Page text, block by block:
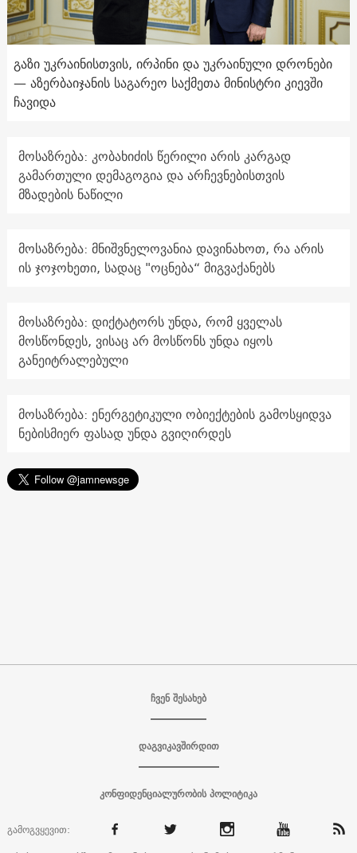
გაზი უკრაინისთვის, ირპინი და უკრაინული დრონები
— აზერბაიჯანის საგარეო საქმეთა მინისტრი კიევში
ჩავიდა
მოსაზრება: კობახიძის წერილი არის კარგად
გამართული დემაგოგია და არჩევნებისთვის
მზადების ნაწილი
მოსაზრება: მნიშვნელოვანია დავინახოთ, რა არის
ის ჯოჯოხეთი, სადაც "ოცნება“ მიგვაქანებს
მოსაზრება: დიქტატორს უნდა, რომ ყველას
მოსწონდეს, ვისაც არ მოსწონს უნდა იყოს
განეიტრალებული
მოსაზრება: ენერგეტიკული ობიექტების გამოსყიდვა
ნებისმიერ ფასად უნდა გვიღირდეს
ჩვენ შესახებ
დაგვიკავშირდით
კონფიდენციალურობის პოლიტიკა
გამოგვყევით: